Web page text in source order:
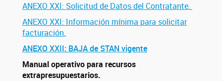
ANEXO XXI: Solicitud de Datos del Contratante.
ANEXO XXI: Información mínima para solicitar
facturación.
ANEXO XXII: BAJA de STAN vigente
Manual operativo para recursos
extrapresupuestarios.